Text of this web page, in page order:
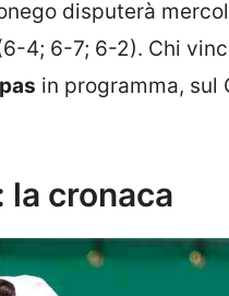
disputerà
4; 6-7; 6-2). Chi
in programma, sul
cronaca